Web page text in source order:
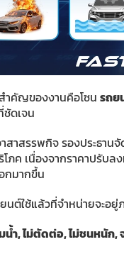
ำคัญของงานคือโซน รถย
ดเจน
สาสรรพกิจ รองประธาน
ภค เนื่องจากราคาปรับ
กมากขึ้น
นต์ใช้แล้วที่จำหน่ายจะอยู่
มน้ำ, ไม่ตัดต่อ, ไม่ชนหนั